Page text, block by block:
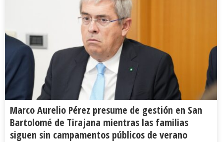
Marco Aurelio Pérez presume de gestión en San
Bartolomé de Tirajana mientras las familias
siguen sin campamentos públicos de verano